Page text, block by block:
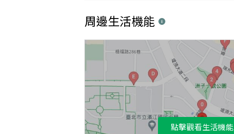
周邊生活機能
點擊觀看生活機能